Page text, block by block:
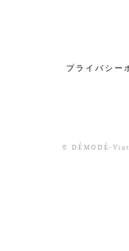
プライバシー
© DÉMODÉ-